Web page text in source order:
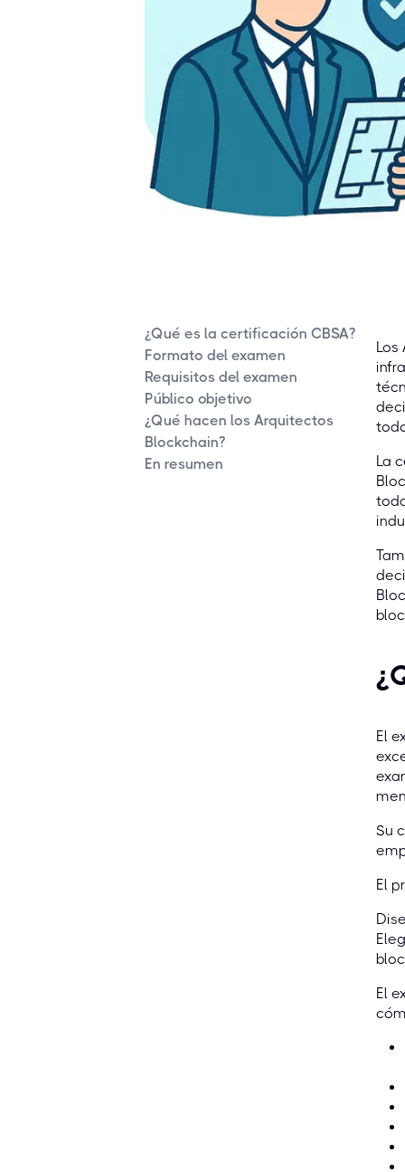
¿Qué es la certificación CBSA?
Formato del examen
Requisitos del examen
Público objetivo
¿Qué hacen los Arquitectos
Blockchain?
En resumen
La
El
Su
El
El